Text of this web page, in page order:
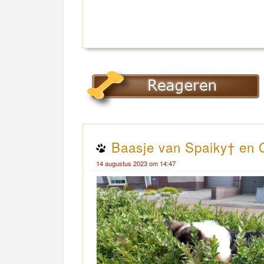
Baasje van Spaiky† en
14 augustus 2023 om 14:47